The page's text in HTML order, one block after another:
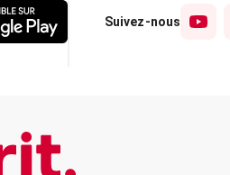
Suivez-nous